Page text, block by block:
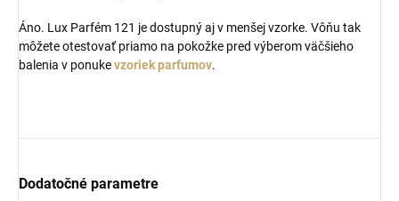
Áno. Lux Parfém 121 je dostupný aj v menšej vzorke. Vôňu tak
môžete otestovať priamo na pokožke pred výberom väčšieho
balenia v ponukevzoriek parfumov.
Dodatočné parametre